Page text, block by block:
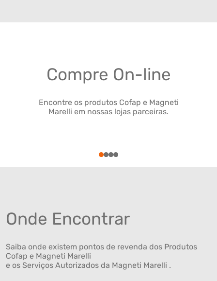
Compre On-line
Encontre os produtos Cofap e Magneti
Marelli em nossas lojas parceiras.
1234
Onde Encontrar
Saiba onde existem pontos de revenda dos Produtos
Cofap e Magneti Marelli
e os Serviços Autorizados da Magneti Marelli .